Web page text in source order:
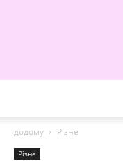
додому
Різне
Різне